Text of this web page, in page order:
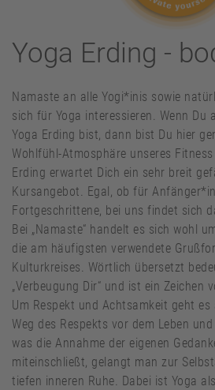
Yoga Erding -
Namaste an alle Yogi*inis sowie
sich für Yoga interessieren. Wenn Du
Yoga Erding bist, dann bist Du hier
Wohlfühl-Atmosphäre unseres
Erding erwartet Dich ein sehr breit
Kursangebot. Egal, ob für
Fortgeschrittene, bei uns findet sich
Bei „Namaste“ handelt es sich wohl
die am häufigsten verwendete
Kulturkreises. Wörtlich übersetzt
„Verbeugung Dir“ und ist ein Zeichen
Um Respekt und Achtsamkeit geht es
Weg des Respekts vor dem Leben
was die Annahme der eigenen
miteinschließt, gelangt man zur
tiefen inneren Ruhe. Dabei ist Yoga